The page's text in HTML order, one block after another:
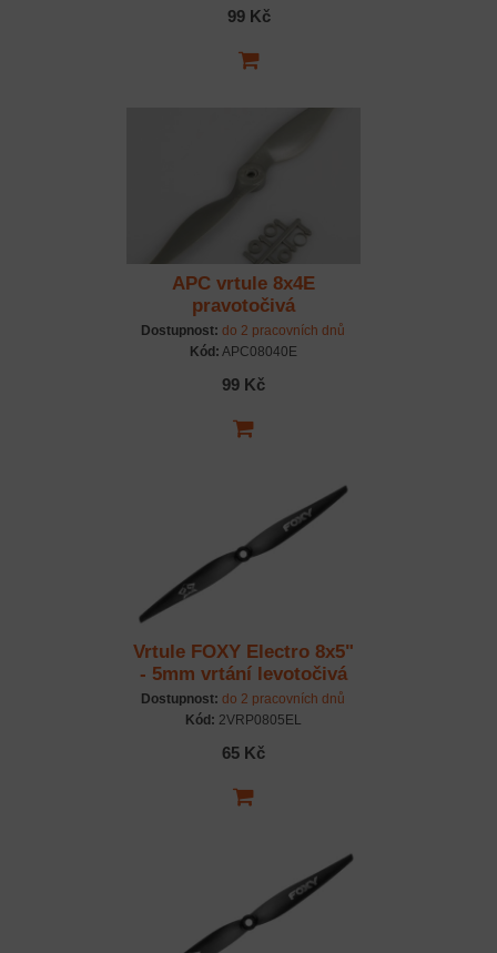
99 Kč
APC vrtule 8x4E
pravotočivá
Dostupnost: do 2 pracovních dnů
Kód: APC08040E
99 Kč
Vrtule FOXY Electro 8x5"
- 5mm vrtání levotočivá
Dostupnost: do 2 pracovních dnů
Kód: 2VRP0805EL
65 Kč